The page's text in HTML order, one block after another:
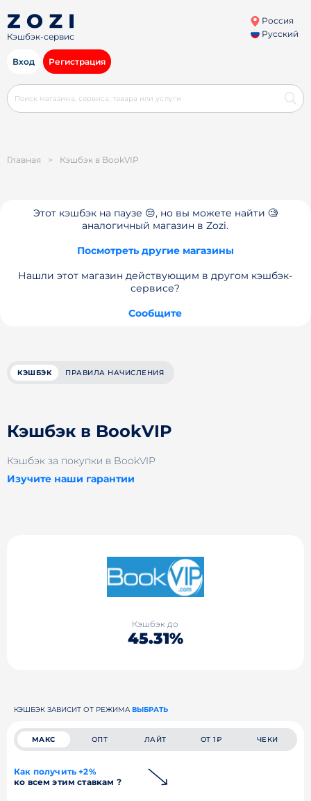
Кэшбэк-сервис
Россия
Русский
Вход Регистрация
Главная > Кэшбэк в BookVIP
Этот кэшбэк на паузе 😔, но вы можете найти 🧐
аналогичный магазин в Zozi.
Посмотреть другие магазины
Нашли этот магазин действующим в другом кэшбэк-
сервисе?
Сообщите
КЭШБЭК ПРАВИЛА НАЧИСЛЕНИЯ
Кэшбэк в BookVIP
Кэшбэк за покупки в BookVIP
Изучите наши гарантии
Кэшбэк до
45.31%
КЭШБЭК ЗАВИСИТ ОТ РЕЖИМА ВЫБРАТЬ
МАКС ОПТ ЛАЙТ ОТ 1₽ ЧЕКИ
Как получить +2%
ко всем этим ставкам ?